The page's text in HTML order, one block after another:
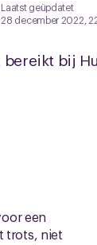
Laatst geüpdatet
28 december 2022,
bereikt bij
een
trots, niet